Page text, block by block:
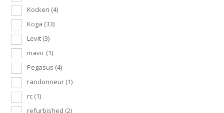
Kocken (4)
Koga (33)
Levit (3)
mavic (1)
Pegasus (4)
randonneur (1)
rc (1)
refurbished (2)